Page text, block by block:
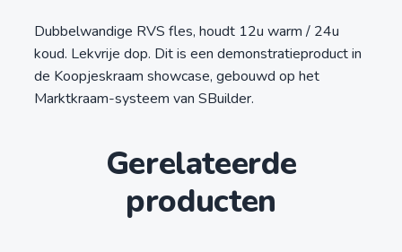
Dubbelwandige RVS fles, houdt 12u warm / 24u
koud. Lekvrije dop. Dit is een demonstratieproduct in
de Koopjeskraam showcase, gebouwd op het
Marktkraam-systeem van SBuilder.
Gerelateerde
producten